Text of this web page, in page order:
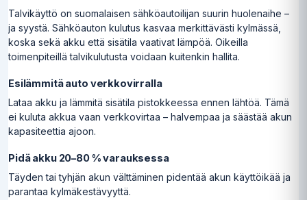
Talvikäyttö on suomalaisen sähköautoilijan suurin huolenaihe –
ja syystä. Sähköauton kulutus kasvaa merkittävästi kylmässä,
koska sekä akku että sisätila vaativat lämpöä. Oikeilla
toimenpiteillä talvikulutusta voidaan kuitenkin hallita.
Esilämmitä auto verkkovirralla
Lataa akku ja lämmitä sisätila pistokkeessa ennen lähtöä. Tämä
ei kuluta akkua vaan verkkovirtaa – halvempaa ja säästää akun
kapasiteettia ajoon.
Pidä akku 20–80 % varauksessa
Täyden tai tyhjän akun välttäminen pidentää akun käyttöikää ja
parantaa kylmäkestävyyttä.